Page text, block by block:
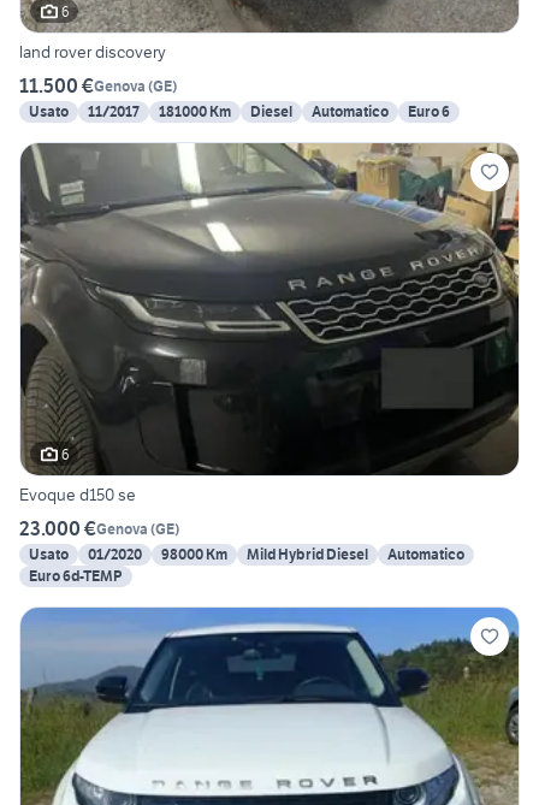
6
land rover discovery
11.500 €Genova (GE)
Usato
11/2017 181000 Km Diesel Automatico Euro 6
6
Evoque d150 se
23.000 €Genova (GE)
Usato
01/2020 98000 Km Mild Hybrid Diesel
Automatico
Euro 6d-TEMP